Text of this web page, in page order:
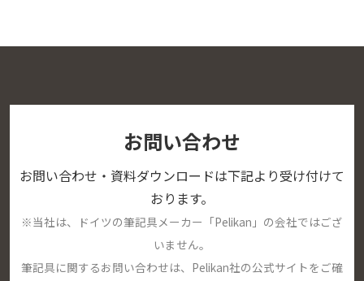
お問い合わせ
お問い合わせ・資料ダウンロードは下記より受け付けて
おります。
※当社は、ドイツの筆記具メーカー「Pelikan」の会社ではござ
いません。
筆記具に関するお問い合わせは、Pelikan社の公式サイトをご確